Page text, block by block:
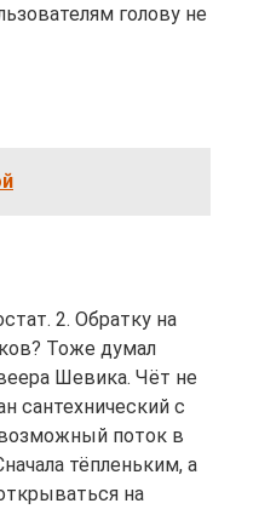
голову не
2. Обратку на
Тоже думал
Шевика. Чёт не
сантехнический с
поток в
тёпленьким, а
на